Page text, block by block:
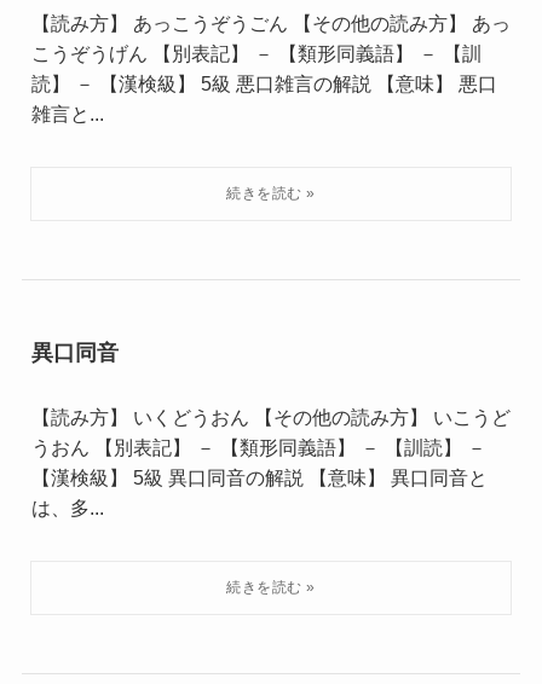
【読み方】 あっこうぞうごん 【その他の読み方】 あっ
こうぞうげん 【別表記】 － 【類形同義語】 － 【訓
読】 － 【漢検級】 5級 悪口雑言の解説 【意味】 悪口
雑言と...
異口同音
【読み方】 いくどうおん 【その他の読み方】 いこうど
うおん 【別表記】 － 【類形同義語】 － 【訓読】 －
【漢検級】 5級 異口同音の解説 【意味】 異口同音と
は、多...